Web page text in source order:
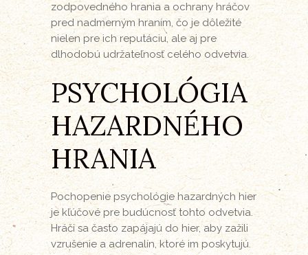
zodpovedného hrania a ochrany hráčov
pred nadmerným hraním, čo je dôležité
nielen pre ich reputáciu, ale aj pre
dlhodobú udržateľnosť celého odvetvia.
PSYCHOLÓGIA
HAZARDNÉHO
HRANIA
Pochopenie psychológie hazardných hier
je kľúčové pre budúcnosť tohto odvetvia.
Hráči sa často zapájajú do hier, aby zažili
vzrušenie a adrenalín, ktoré im poskytujú.